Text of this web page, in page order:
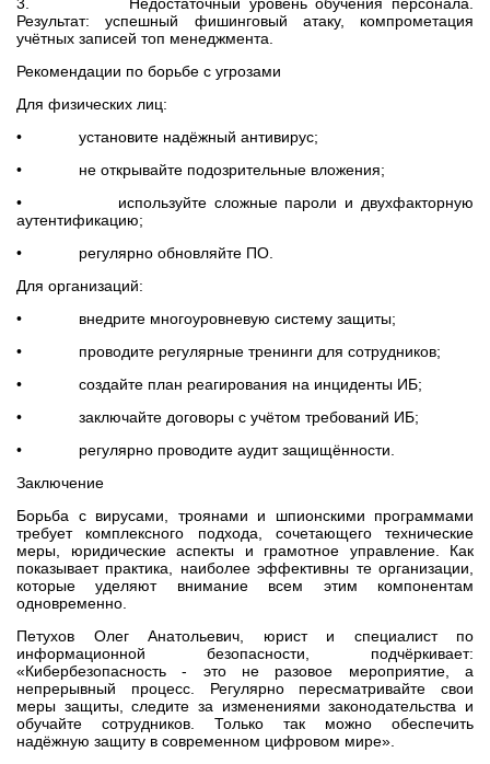
Результат: успешный фишинговый атаку, компрометация
учётных записей топ менеджмента.
Рекомендации по борьбе с угрозами
Для физических лиц:
• установите надёжный антивирус;
• не открывайте подозрительные вложения;
• используйте сложные пароли и двухфакторную
аутентификацию;
• регулярно обновляйте ПО.
Для организаций:
• внедрите многоуровневую систему защиты;
• проводите регулярные тренинги для сотрудников;
• создайте план реагирования на инциденты ИБ;
• заключайте договоры с учётом требований ИБ;
• регулярно проводите аудит защищённости.
Заключение
Борьба с вирусами, троянами и шпионскими программами
требует комплексного подхода, сочетающего технические
меры, юридические аспекты и грамотное управление. Как
показывает практика, наиболее эффективны те организации,
которые уделяют внимание всем этим компонентам
одновременно.
Петухов Олег Анатольевич, юрист и специалист по
информационной безопасности, подчёркивает:
«Кибербезопасность - это не разовое мероприятие, а
непрерывный процесс. Регулярно пересматривайте свои
меры защиты, следите за изменениями законодательства и
обучайте сотрудников. Только так можно обеспечить
надёжную защиту в современном цифровом мире».